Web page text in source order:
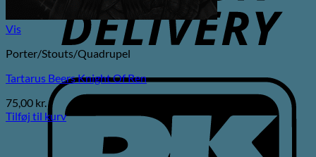
Vis
Porter/Stouts/Quadrupel
Tartarus Beers Knight Of Ren
75,00 kr.
Tilføj til kurv